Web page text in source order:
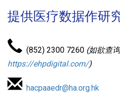
提供医疗数据作研
(852) 2300 7260 (如欲查
https://ehpdigital.com/)
hacpaaedr@ha.org.hk